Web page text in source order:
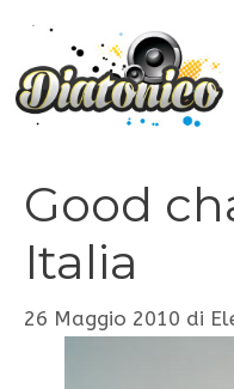
contenuto
Good
Italia
26 Maggio 2010 di